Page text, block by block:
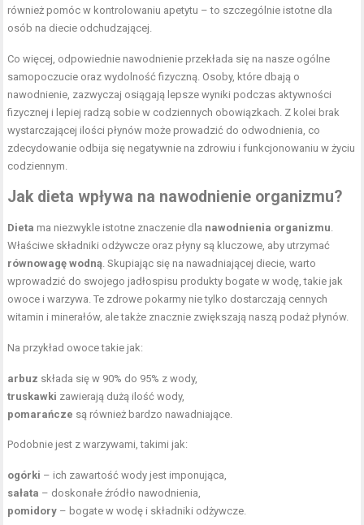
również pomóc w kontrolowaniu apetytu – to szczególnie istotne dla
osób na diecie odchudzającej.
Co więcej, odpowiednie nawodnienie przekłada się na nasze ogólne
samopoczucie oraz wydolność fizyczną. Osoby, które dbają o
nawodnienie, zazwyczaj osiągają lepsze wyniki podczas aktywności
fizycznej i lepiej radzą sobie w codziennych obowiązkach. Z kolei brak
wystarczającej ilości płynów może prowadzić do odwodnienia, co
zdecydowanie odbija się negatywnie na zdrowiu i funkcjonowaniu w życiu
codziennym.
Jak dieta wpływa na nawodnienie organizmu?
Dieta ma niezwykle istotne znaczenie dla nawodnienia organizmu
Właściwe składniki odżywcze oraz płyny są kluczowe, aby utrzymać
równowagę wodną . Skupiając się na nawadniającej diecie, warto
wprowadzić do swojego jadłospisu produkty bogate w wodę, takie jak
owoce i warzywa. Te zdrowe pokarmy nie tylko dostarczają cennych
witamin i minerałów, ale także znacznie zwiększają naszą podaż płynów.
Na przykład owoce takie jak:
arbuz składa się w 90% do 95% z wody,
truskawki zawierają dużą ilość wody,
pomarańcze są również bardzo nawadniające.
Podobnie jest z warzywami, takimi jak:
ogórki – ich zawartość wody jest imponująca,
sałata – doskonałe źródło nawodnienia,
pomidory – bogate w wodę i składniki odżywcze.